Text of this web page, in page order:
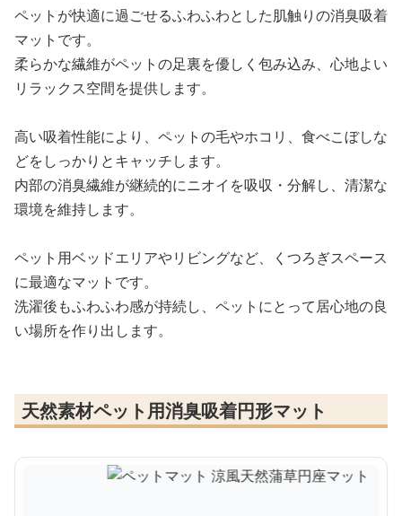
ペットが快適に過ごせるふわふわとした肌触りの消臭吸着
マットです。
柔らかな繊維がペットの足裏を優しく包み込み、心地よい
リラックス空間を提供します。
高い吸着性能により、ペットの毛やホコリ、食べこぼしな
どをしっかりとキャッチします。
内部の消臭繊維が継続的にニオイを吸収・分解し、清潔な
環境を維持します。
ペット用ベッドエリアやリビングなど、くつろぎスペース
に最適なマットです。
洗濯後もふわふわ感が持続し、ペットにとって居心地の良
い場所を作り出します。
天然素材ペット用消臭吸着円形マット